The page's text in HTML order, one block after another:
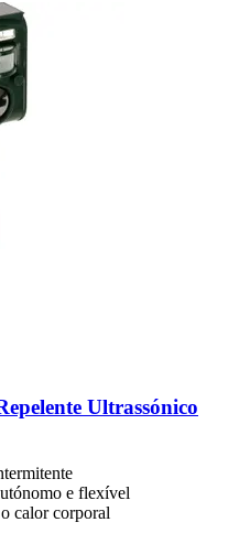
Ultrassónico
e flexível
calor corporal